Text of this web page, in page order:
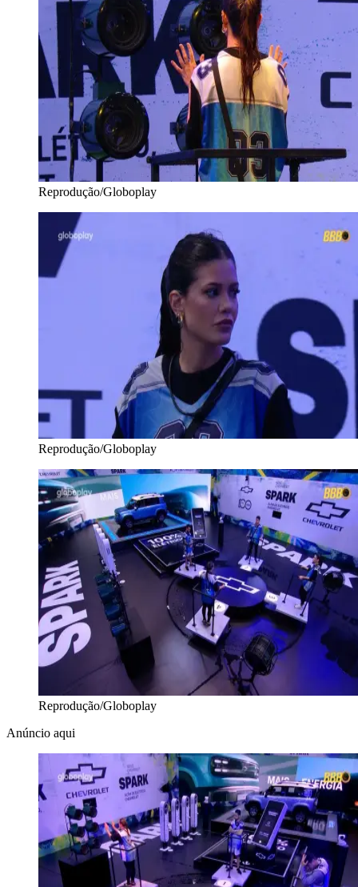
Reprodução/Globoplay
Reprodução/Globoplay
Reprodução/Globoplay
Anúncio aqui